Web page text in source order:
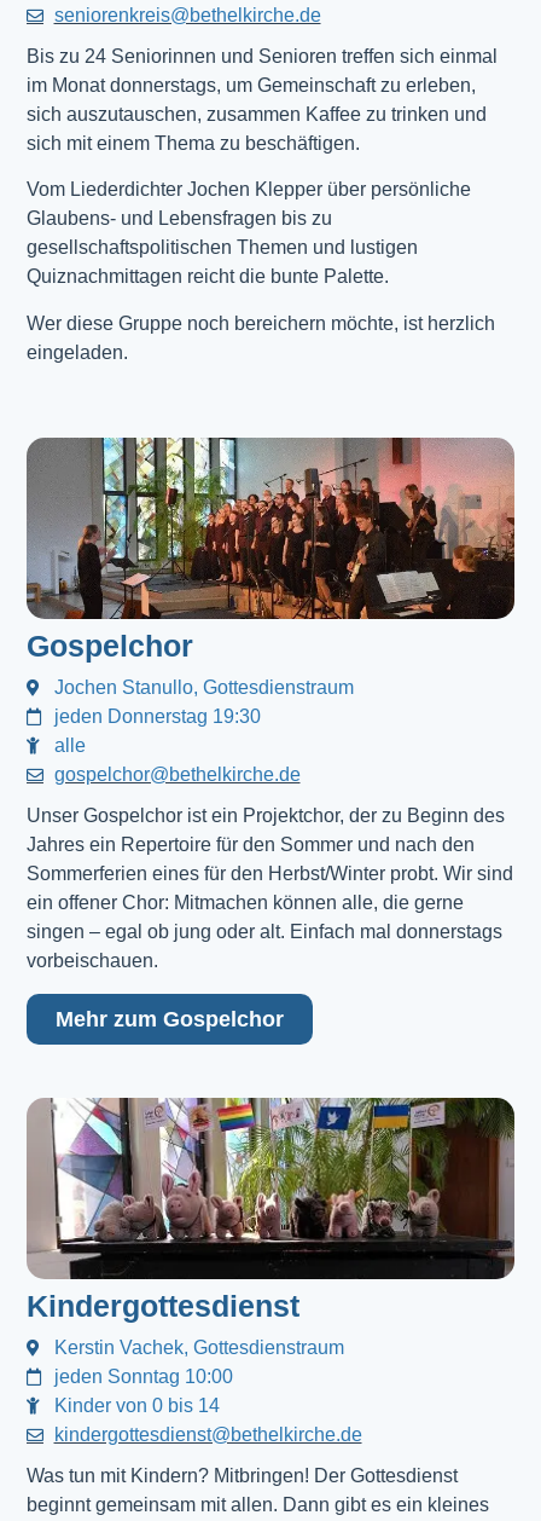
seniorenkreis@bethelkirche.de
Bis zu 24 Seniorinnen und Senioren treffen sich einmal
im Monat donnerstags, um Gemeinschaft zu erleben,
sich auszutauschen, zusammen Kaffee zu trinken und
sich mit einem Thema zu beschäftigen.
Vom Liederdichter Jochen Klepper über persönliche
Glaubens- und Lebensfragen bis zu
gesellschaftspolitischen Themen und lustigen
Quiznachmittagen reicht die bunte Palette.
Wer diese Gruppe noch bereichern möchte, ist herzlich
eingeladen.
Gospelchor
Jochen Stanullo, Gottesdienstraum
jeden Donnerstag 19:30
alle
gospelchor@bethelkirche.de
Unser Gospelchor ist ein Projektchor, der zu Beginn des
Jahres ein Repertoire für den Sommer und nach den
Sommerferien eines für den Herbst/Winter probt. Wir sind
ein offener Chor: Mitmachen können alle, die gerne
singen – egal ob jung oder alt. Einfach mal donnerstags
vorbeischauen.
Mehr zum Gospelchor
Kindergottesdienst
Kerstin Vachek, Gottesdienstraum
jeden Sonntag 10:00
Kinder von 0 bis 14
kindergottesdienst@bethelkirche.de
Was tun mit Kindern? Mitbringen! Der Gottesdienst
beginnt gemeinsam mit allen. Dann gibt es ein kleines